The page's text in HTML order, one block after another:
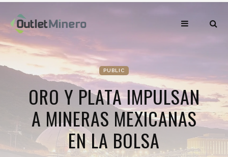
PUBLIC
ORO Y PLATA IMPULSAN
A MINERAS MEXICANAS
EN LA BOLSA